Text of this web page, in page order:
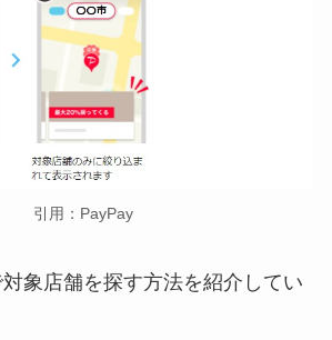
引用：PayPay
象店舗を探す方法を紹介してい